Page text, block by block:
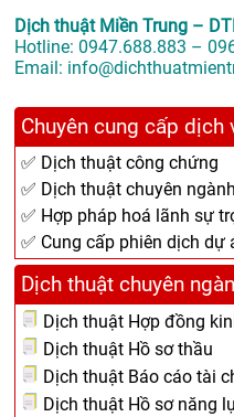
Dịch thuật Miền Trung –
Hotline: 0947.688.883 –
Email:
Chuyên cung cấp dịch
✅ Dịch thuật công chứng
✅ Dịch thuật chuyên ngành
✅ Hợp pháp hoá lãnh sự
✅ Cung cấp phiên dịch dự
Dịch thuật chuyên
Dịch thuật Hợp đồng
Dịch thuật Hồ sơ thầu
Dịch thuật Báo cáo tài
Dịch thuật Hồ sơ năng